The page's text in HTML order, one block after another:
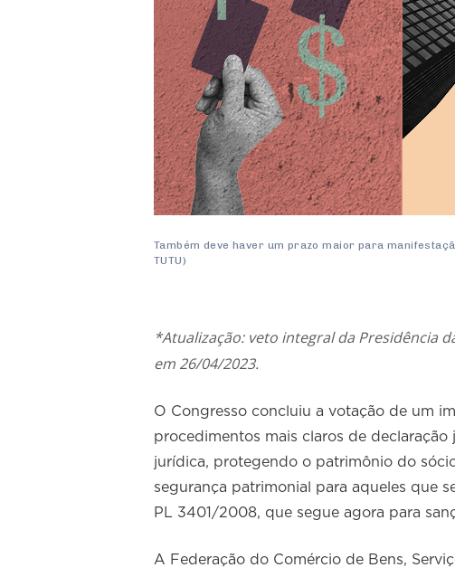
Também deve haver um prazo maior para
TUTU)
*Atualização: veto integral da Presidência
em 26/04/2023.
O Congresso concluiu a votação de um
procedimentos mais claros de
jurídica, protegendo o patrimônio do
segurança patrimonial para aqueles que
PL 3401/2008, que segue agora para
A Federação do Comércio de Bens,